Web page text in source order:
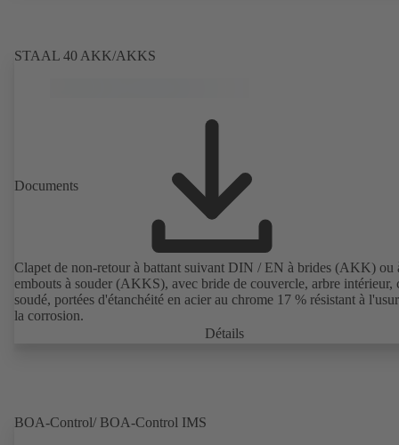
STAAL 40 AKK/AKKS
Documents
Clapet de non-retour à battant suivant DIN / EN à brides (AKK) ou
embouts à souder (AKKS), avec bride de couvercle, arbre intérieur,
soudé, portées d'étanchéité en acier au chrome 17 % résistant à
la corrosion.
Détails
BOA-Control/ BOA‑Control IMS